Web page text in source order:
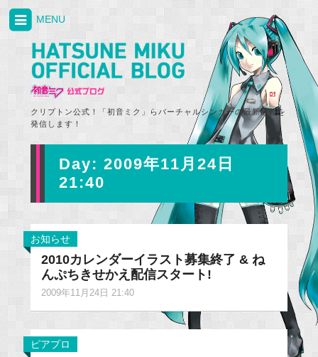
クリプトン公式！「初音ミク」らバーチャルシンガーの最新情報を
発信します！
MENU
Day: 2009年11月24日
21:40
お知らせ
2010カレンダーイラスト募集終了 & ね
んぷちきせかえ配信スタート!
2009年11月24日 21:40
ピアプロ